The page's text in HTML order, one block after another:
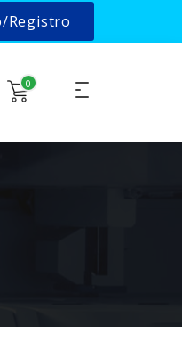
Registro
0